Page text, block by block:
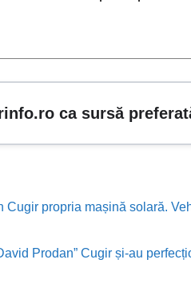
ca sursă
Cugir propria mașină solară.
Prodan” Cugir și-au